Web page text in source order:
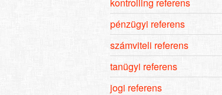
pénzügyi referens
számviteli referens
tanügyi referens
jogi referens